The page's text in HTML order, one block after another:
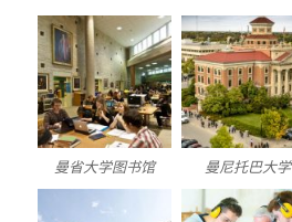
曼省大学图书馆 曼尼托巴大学